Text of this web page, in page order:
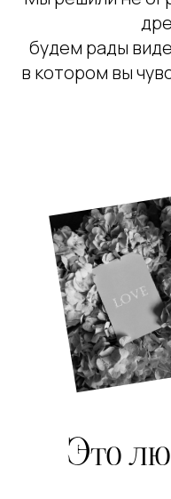
будем рады
в котором вы
Это